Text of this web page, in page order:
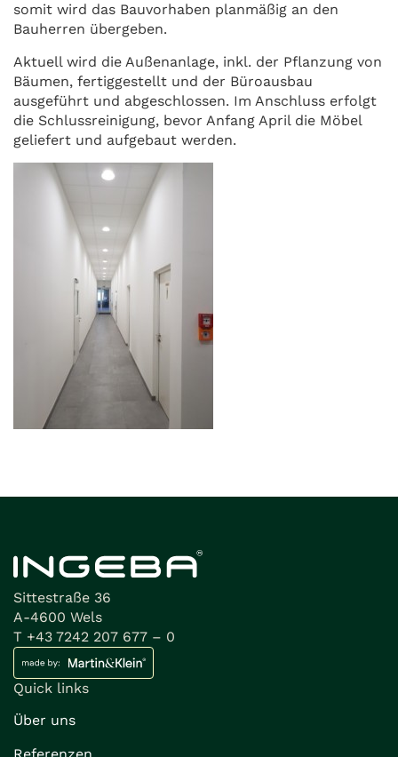
somit wird das Bauvorhaben planmäßig an den
Bauherren übergeben.
Aktuell wird die Außenanlage, inkl. der Pflanzung von
Bäumen, fertiggestellt und der Büroausbau
ausgeführt und abgeschlossen. Im Anschluss erfolgt
die Schlussreinigung, bevor Anfang April die Möbel
geliefert und aufgebaut werden.
Sittestraße 36
A-4600 Wels
T +43 7242 207 677 – 0
Quick links
Über uns